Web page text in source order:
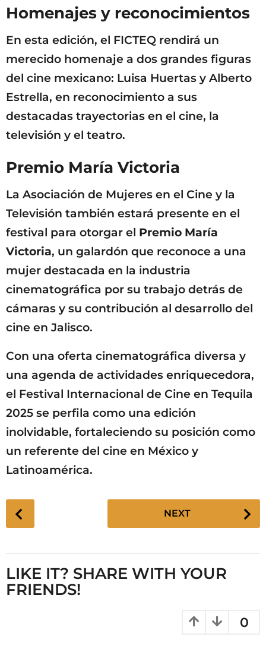
Homenajes y reconocimientos
En esta edición, el FICTEQ rendirá un
merecido homenaje a dos grandes figuras
del cine mexicano: Luisa Huertas y Alberto
Estrella, en reconocimiento a sus
destacadas trayectorias en el cine, la
televisión y el teatro.
Premio María Victoria
La Asociación de Mujeres en el Cine y la
Televisión también estará presente en el
festival para otorgar el Premio María
Victoria, un galardón que reconoce a una
mujer destacada en la industria
cinematográfica por su trabajo detrás de
cámaras y su contribución al desarrollo del
cine en Jalisco.
Con una oferta cinematográfica diversa y
una agenda de actividades enriquecedora,
el Festival Internacional de Cine en Tequila
2025 se perfila como una edición
inolvidable, fortaleciendo su posición como
un referente del cine en México y
Latinoamérica.
P
o
P
a
NEXT
LIKE IT? SHARE WITH YOUR
FRIENDS!
0